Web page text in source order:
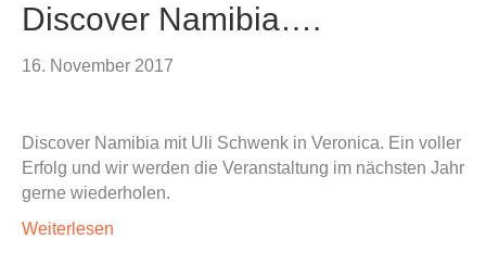
Discover Namibia….
16. November 2017
Discover Namibia mit Uli Schwenk in Veronica. Ein voller
Erfolg und wir werden die Veranstaltung im nächsten Jahr
gerne wiederholen.
Weiterlesen